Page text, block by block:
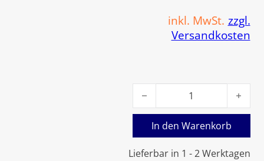
inkl. MwSt. zzgl.
Versandkosten
Lieferbar in 1 - 2 Werktagen
Viessmann Umwälzpumpe
In den Warenkorb